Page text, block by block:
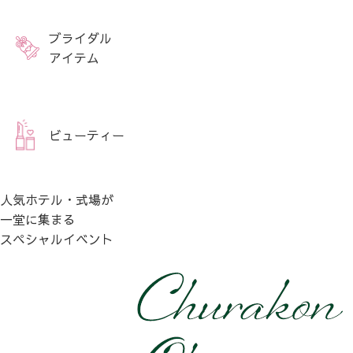
ブライダル
アイテム
ビューティー
人気ホテル・式場が
一堂に集まる
スペシャルイベント